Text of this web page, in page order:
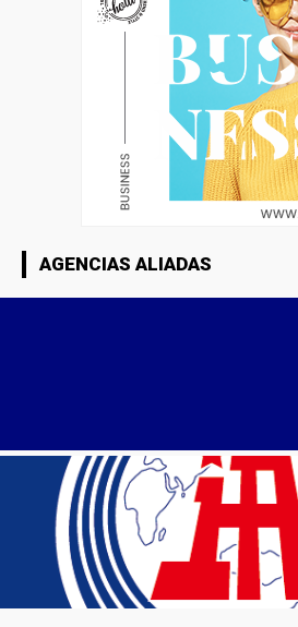
AGENCIAS ALIADAS